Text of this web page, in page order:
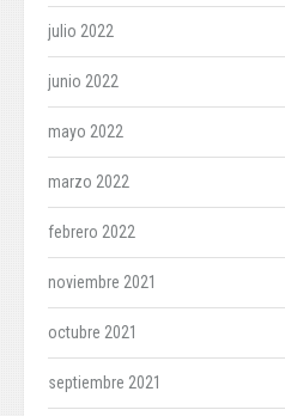
julio 2022
junio 2022
mayo 2022
marzo 2022
febrero 2022
noviembre 2021
octubre 2021
septiembre 2021